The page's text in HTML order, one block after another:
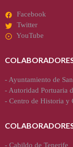
Facebook
Twitter
YouTube
-Ayuntamiento de
-Autoridad Portuaria
- Centro de Historia y
- Cabildo de Tenerife